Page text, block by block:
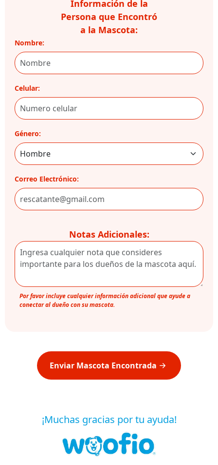
Información de la
Persona que Encontró
a la Mascota:
Nombre:
Celular:
Género:
Correo Electrónico:
Notas Adicionales:
Por favor incluye cualquier información adicional que ayude a
conectar al dueño con su mascota.
Enviar Mascota Encontrada
¡Muchas gracias por tu ayuda!